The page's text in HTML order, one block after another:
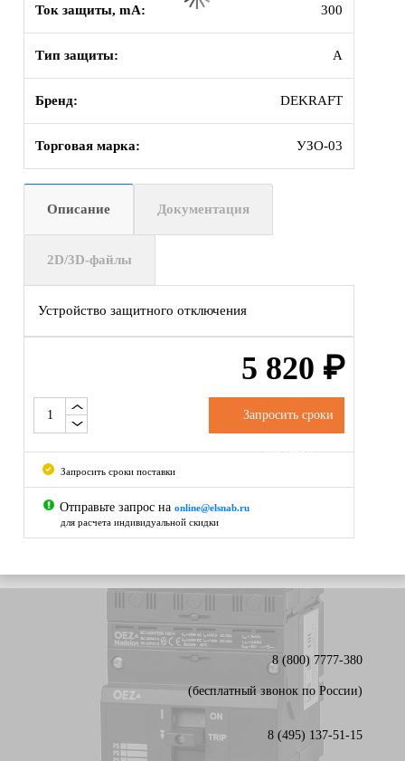
Ток защиты, mA: 300
Тип защиты: A
Бренд: DEKRAFT
Торговая марка: УЗО-03
Описание Документация
2D/3D-файлы
Устройство защитного отключения
5 820 ₽
Запросить сроки
поставки
Запросить сроки поставки
Отправьте запрос на online@elsnab.ru
для расчета индивидуальной скидки
8 (800) 7777-380
(бесплатный звонок по России)
8 (495) 137-51-15